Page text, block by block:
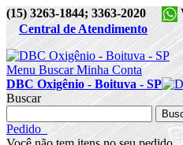
(15) 3263-1844; 3363-2020
Central de Atendimento
Menu Buscar Minha Conta
DBC Oxigênio - Boituva - SP
Buscar
Pedido